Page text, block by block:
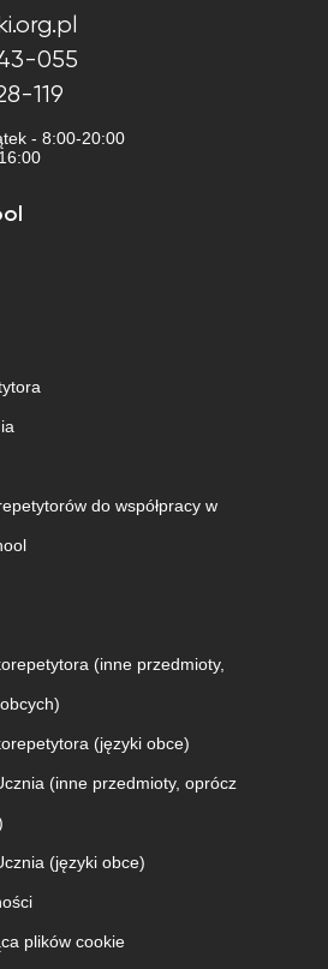
055
119
- 8:00-20:00
do współpracy w
(inne przedmioty,
(języki obce)
(inne przedmioty, oprócz
(języki obce)
plików cookie